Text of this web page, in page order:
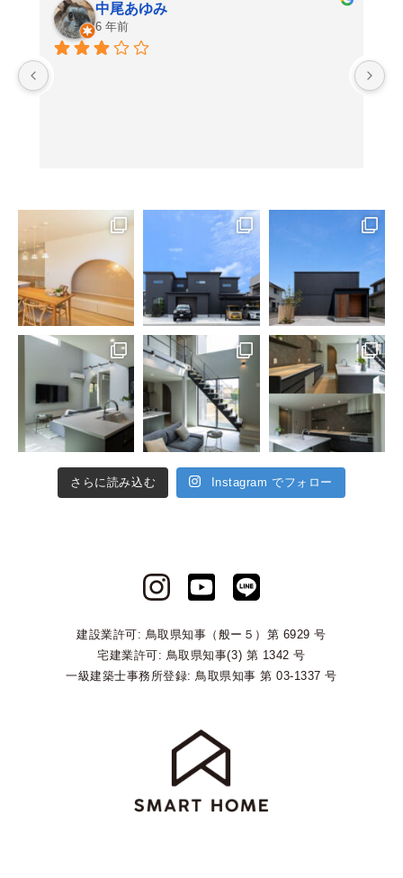
中尾あゆみ
6 年前
さらに読み込む Instagram でフォロー
建設業許可: 鳥取県知事（般ー５）第 6929 号
宅建業許可: 鳥取県知事(3) 第 1342 号
一級建築士事務所登録: 鳥取県知事 第 03-1337 号